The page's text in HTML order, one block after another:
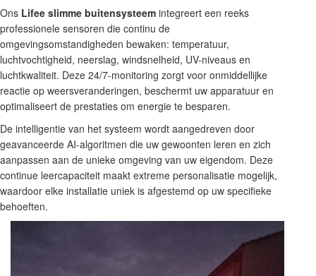
Ons Lifee slimme buitensysteem integreert een reeks
professionele sensoren die continu de
omgevingsomstandigheden bewaken: temperatuur,
luchtvochtigheid, neerslag, windsnelheid, UV-niveaus en
luchtkwaliteit. Deze 24/7-monitoring zorgt voor onmiddellijke
reactie op weersveranderingen, beschermt uw apparatuur en
optimaliseert de prestaties om energie te besparen.
De intelligentie van het systeem wordt aangedreven door
geavanceerde AI-algoritmen die uw gewoonten leren en zich
aanpassen aan de unieke omgeving van uw eigendom. Deze
continue leercapaciteit maakt extreme personalisatie mogelijk,
waardoor elke installatie uniek is afgestemd op uw specifieke
behoeften.